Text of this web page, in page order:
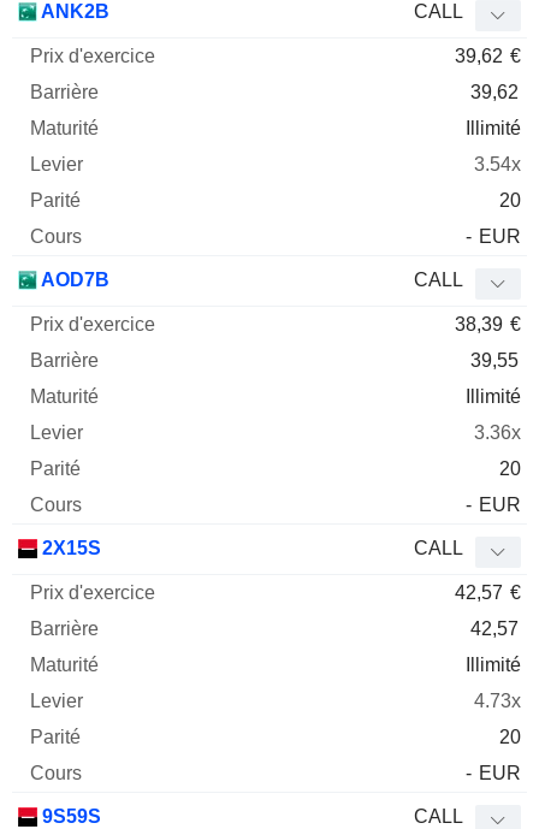
ANK2B CALL
39,62 €
39,62
Illimité
3.54x
20
- EUR
AOD7B CALL
38,39 €
39,55
Illimité
3.36x
20
- EUR
2X15S CALL
42,57 €
42,57
Illimité
4.73x
20
- EUR
9S59S CALL